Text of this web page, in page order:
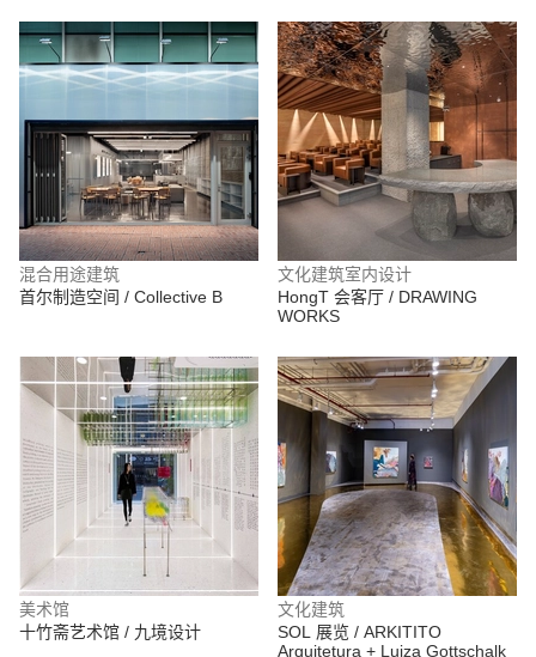
混合用途建筑
首尔制造空间 / Collective B
文化建筑室内设计
HongT 会客厅 / DRAWING
WORKS
美术馆
十竹斋艺术馆 / 九境设计
文化建筑
SOL 展览 / ARKITITO
Arquitetura + Luiza Gottschalk